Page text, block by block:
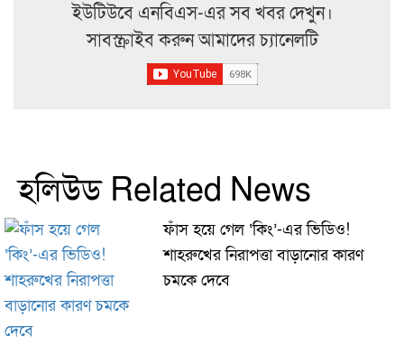
ইউটিউবে এনবিএস-এর সব খবর দেখুন।
সাবস্ক্রাইব করুন আমাদের চ্যানেলটি
হলিউড Related News
ফাঁস হয়ে গেল ‘কিং’-এর ভিডিও!
শাহরুখের নিরাপত্তা বাড়ানোর কারণ
চমকে দেবে